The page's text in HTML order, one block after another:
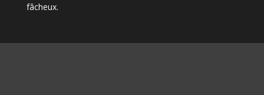
fâcheux.